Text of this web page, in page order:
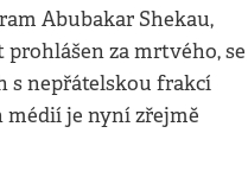
Abubakar Shekau,
za mrtvého, se
s nepřátelskou frakcí
médií je nyní zřejmě